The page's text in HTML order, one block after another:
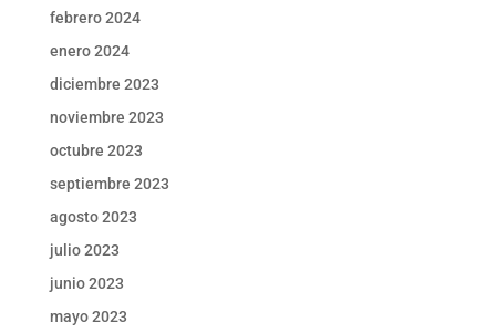
febrero 2024
enero 2024
diciembre 2023
noviembre 2023
octubre 2023
septiembre 2023
agosto 2023
julio 2023
junio 2023
mayo 2023